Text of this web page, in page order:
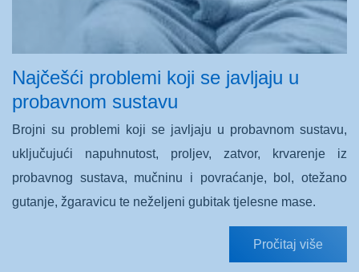
Najčešći problemi koji se javljaju u
probavnom sustavu
Brojni su problemi koji se javljaju u probavnom sustavu,
uključujući napuhnutost, proljev, zatvor, krvarenje iz
probavnog sustava, mučninu i povraćanje, bol, otežano
gutanje, žgaravicu te neželjeni gubitak tjelesne mase.
Pročitaj više